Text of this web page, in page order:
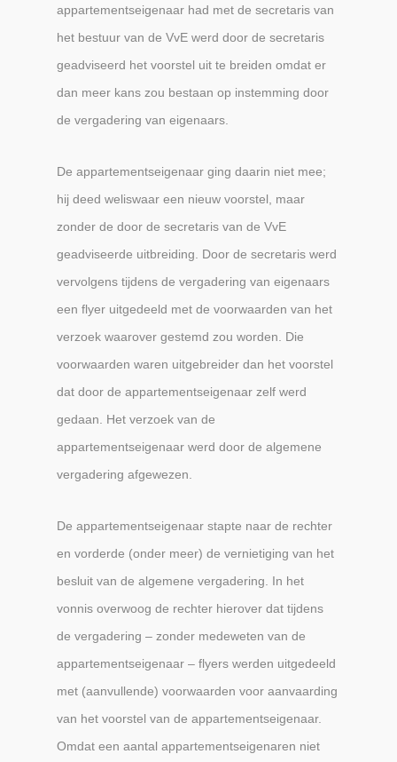
appartementseigenaar had met de secretaris van
het bestuur van de VvE werd door de secretaris
geadviseerd het voorstel uit te breiden omdat er
dan meer kans zou bestaan op instemming door
de vergadering van eigenaars.
De appartementseigenaar ging daarin niet mee;
hij deed weliswaar een nieuw voorstel, maar
zonder de door de secretaris van de VvE
geadviseerde uitbreiding. Door de secretaris werd
vervolgens tijdens de vergadering van eigenaars
een flyer uitgedeeld met de voorwaarden van het
verzoek waarover gestemd zou worden. Die
voorwaarden waren uitgebreider dan het voorstel
dat door de appartementseigenaar zelf werd
gedaan. Het verzoek van de
appartementseigenaar werd door de algemene
vergadering afgewezen.
De appartementseigenaar stapte naar de rechter
en vorderde (onder meer) de vernietiging van het
besluit van de algemene vergadering. In het
vonnis overwoog de rechter hierover dat tijdens
de vergadering – zonder medeweten van de
appartementseigenaar – flyers werden uitgedeeld
met (aanvullende) voorwaarden voor aanvaarding
van het voorstel van de appartementseigenaar.
Omdat een aantal appartementseigenaren niet